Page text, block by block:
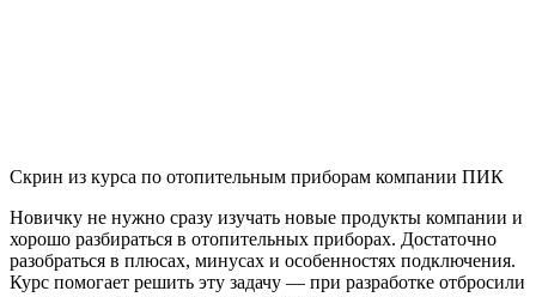
Скрин из курса по отопительным приборам компании ПИК
Новичку не нужно сразу изучать новые продукты компании и
хорошо разбираться в отопительных приборах. Достаточно
разобраться в плюсах, минусах и особенностях подключения.
Курс помогает решить эту задачу — при разработке отбросили